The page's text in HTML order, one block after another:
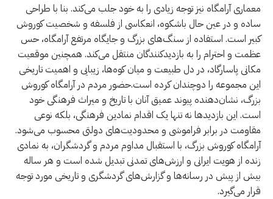
معماری آرامگاه نیز توجه زیادی را به خود جلب می‌کند. بنا با طراحی
ساده و در عین حال باشکوه، انعکاسی از فلسفه و شخصیت کوروش
کبیر است. استفاده از سنگ‌های بزرگ و جایگاه مرتفع آرامگاه، حس
عظمت و احترام را به بازدیدکنندگان منتقل می‌کند. همچنین موقعیت
مکانی پاسارگاد، در دل طبیعت و میان کوه‌ها، زیبایی و اهمیت تاریخی
این مجموعه را دوچندان کرده است.حضور مردم در آرامگاه کوروش
بزرگ، نشان‌دهنده پیوند عمیق آنان با تاریخ و میراث فرهنگی خود
است. این بازدیدها نه تنها یک اقدام نمادین فرهنگی، بلکه نوعی
مقاومت در برابر فراموشی و محدودیت‌های دولتی محسوب می‌شود.
آرامگاه کوروش بزرگ، با استقبال مداوم مردم و گردشگران، به نمادی
زنده از هویت ایرانی و ارزش‌های تمدنی تبدیل شده است و هر ساله
بیش از پیش در رسانه‌ها و گزارش‌های گردشگری و تاریخی مورد توجه
قرار می‌گیرد.